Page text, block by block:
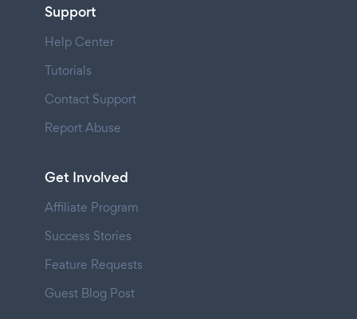
Support
Help Center
Tutorials
Contact Support
Report Abuse
Get Involved
Affiliate Program
Success Stories
Feature Requests
Guest Blog Post